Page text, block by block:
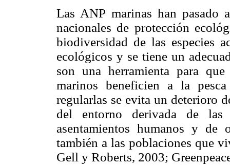
Las ANP marinas han pasado
nacionales de protección
biodiversidad de las especies
ecológicos y se tiene un
son una herramienta para
marinos beneficien a la
regularlas se evita un deterioro
del entorno derivada de
asentamientos humanos y
también a las poblaciones que
Gell y Roberts, 2003;